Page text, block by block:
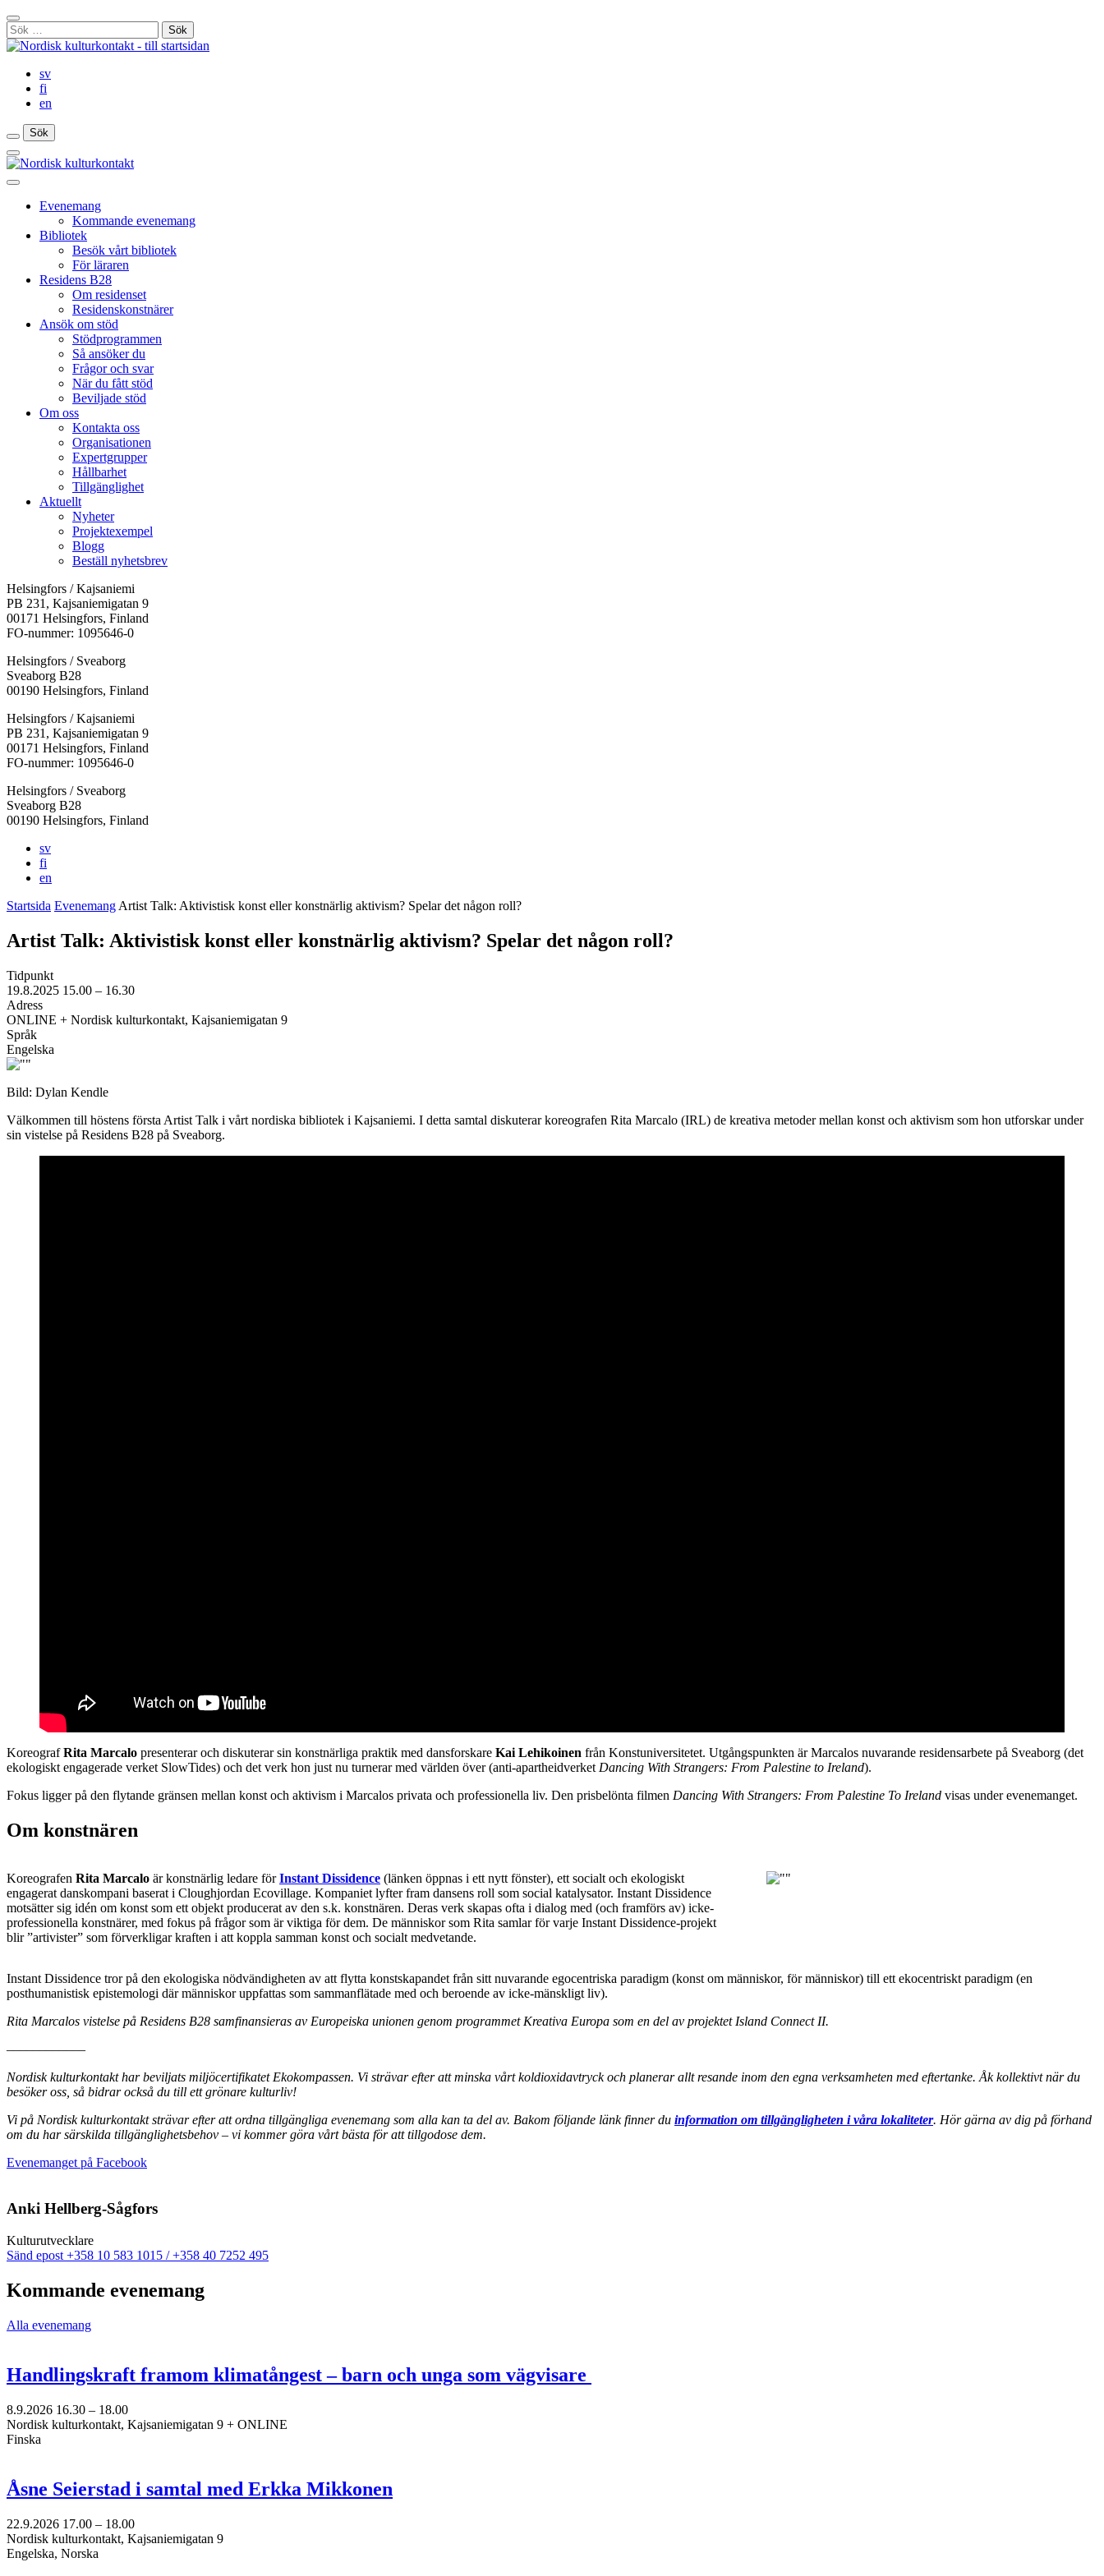
Gå
till
innehåll
Stäng
sökfält
Sök
efter:
sv
fi
en
Sök
Sök
Sök
Huvudmeny
Stäng
huvudmenyn
Evenemang
Kommande evenemang
Bibliotek
Besök vårt bibliotek
För läraren
Residens B28
Om residenset
Residenskonstnärer
Ansök om stöd
Stödprogrammen
Så ansöker du
Frågor och svar
När du fått stöd
Beviljade stöd
Om oss
Kontakta oss
Organisationen
Expertgrupper
Hållbarhet
Tillgänglighet
Aktuellt
Nyheter
Projektexempel
Blogg
Beställ nyhetsbrev
Helsingfors / Kajsaniemi
PB 231, Kajsaniemigatan 9
00171 Helsingfors, Finland
FO-nummer: 1095646-0
Helsingfors / Sveaborg
Sveaborg B28
00190 Helsingfors, Finland
Facebook:
Öppnas
i
en
flik
Instagram:
Öppnas
i
en
flik
TikTok:
Öppnas
i
en
flik
Youtube:
Öppnas
i
en
flik
Vimeo:
Öppnas
i
en
flik
Helsingfors / Kajsaniemi
PB 231, Kajsaniemigatan 9
00171 Helsingfors, Finland
FO-nummer: 1095646-0
Helsingfors / Sveaborg
Sveaborg B28
00190 Helsingfors, Finland
sv
fi
en
Startsida Evenemang Artist Talk: Aktivistisk konst eller konstnärlig aktivism? Spelar det någon roll?
Artist Talk: Aktivistisk konst eller konstnärlig aktivism? Spelar det någon roll?
Tidpunkt
19.8.2025 15.00 – 16.30
Adress
ONLINE + Nordisk kulturkontakt, Kajsaniemigatan 9
Språk
Engelska
Bild: Dylan Kendle
Välkommen till höstens första Artist Talk i vårt nordiska bibliotek i Kajsaniemi. I detta samtal diskuterar koreografen Rita Marcalo (IRL) de kreativa metoder mellan konst och aktivism som hon utforskar under
sin vistelse på Residens B28 på Sveaborg.
KoreografRita Marcalo presenterar och diskuterar sin konstnärliga praktik med dansforskare Kai Lehikoinen från Konstuniversitetet. Utgångspunkten är Marcalos nuvarande residensarbete på Sveaborg (det
ekologiskt engagerade verket SlowTides) och det verk hon just nu turnerar med världen över (anti-apartheidverket Dancing With Strangers: From Palestine to Ireland).
Fokus ligger på den flytande gränsen mellan konst och aktivism i Marcalos privata och professionella liv. Den prisbelönta filmen Dancing With Strangers: From Palestine To Ireland visas under evenemanget.
Om konstnären
Koreografen Rita Marcalo är konstnärlig ledare förInstant Dissidence (länken öppnas i ett nytt fönster), ett socialt och ekologiskt
engagerat danskompani baserat i Cloughjordan Ecovillage. Kompaniet lyfter fram dansens roll som social katalysator. Instant Dissidence
motsätter sig idén om konst som ett objekt producerat av den s.k. konstnären. Deras verk skapas ofta i dialog med (och framförs av) icke-
professionella konstnärer, med fokus på frågor som är viktiga för dem. De människor som Rita samlar för varje Instant Dissidence-projekt
blir ”artivister” som förverkligar kraften i att koppla samman konst och socialt medvetande.
Instant Dissidence tror på den ekologiska nödvändigheten av att flytta konstskapandet från sitt nuvarande egocentriska paradigm (konst om människor, för människor) till ett ekocentriskt paradigm (en
posthumanistisk epistemologi där människor uppfattas som sammanflätade med och beroende av icke-mänskligt liv).
Rita Marcalos vistelse på Residens B28 samfinansieras av Europeiska unionen genom programmet Kreativa Europa som en del av projektet Island Connect II.
––––––––––––
Nordisk kulturkontakt har beviljats miljöcertifikatet Ekokompassen. Vi strävar efter att minska vårt koldioxidavtryck och planerar allt resande inom den egna verksamheten med eftertanke. Åk kollektivt när du
besöker oss, så bidrar också du till ett grönare kulturliv!
Vi på Nordisk kulturkontakt strävar efter att ordna tillgängliga evenemang som alla kan ta del av. Bakom följande länk finner du information om tillgängligheten i våra lokaliteter. Hör gärna av dig på förhand
om du har särskilda tillgänglighetsbehov – vi kommer göra vårt bästa för att tillgodose dem.
Evenemanget på FacebookÖppnas
ny
Anki Hellberg-Sågfors
Kultur­utvecklare
Sänd epost Sänd
anki.hellberg@nkk.org
+358 10 583 1015 / +358 40 7252 495
Kommande evenemang
Alla evenemang
Handlingskraft framom klimatångest – barn och unga som vägvisare
8.9.2026 16.30 – 18.00
Nordisk kulturkontakt, Kajsaniemigatan 9 + ONLINE
Finska
Åsne Seierstad i samtal med Erkka Mikkonen
22.9.2026 17.00 – 18.00
Nordisk kulturkontakt, Kajsaniemigatan 9
Engelska, Norska